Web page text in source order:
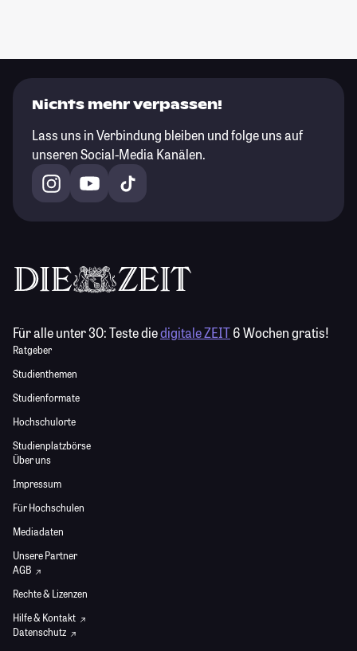
Nichts mehr verpassen!
Lass uns in Verbindung bleiben und folge uns auf
unseren Social-Media Kanälen.
Für alle unter 30:Teste diedigitale ZEIT6 Wochen gratis!
Ratgeber
Studienthemen
Studienformate
Hochschulorte
Studienplatzbörse
Über uns
Impressum
Für Hochschulen
Mediadaten
Unsere Partner
AGB
Rechte & Lizenzen
Hilfe & Kontakt
Datenschutz